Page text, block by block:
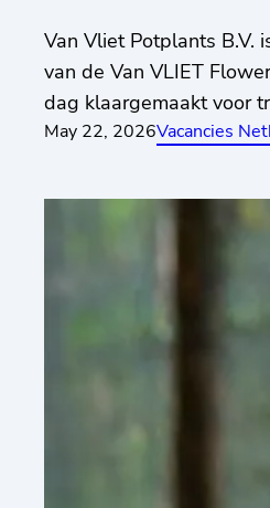
Van Vliet Potplants B.V.
van de Van VLIET
dag klaargemaakt voor
May 22, 2026Vacancies